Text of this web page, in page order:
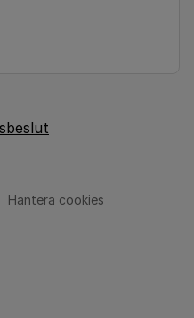
Hantera cookies